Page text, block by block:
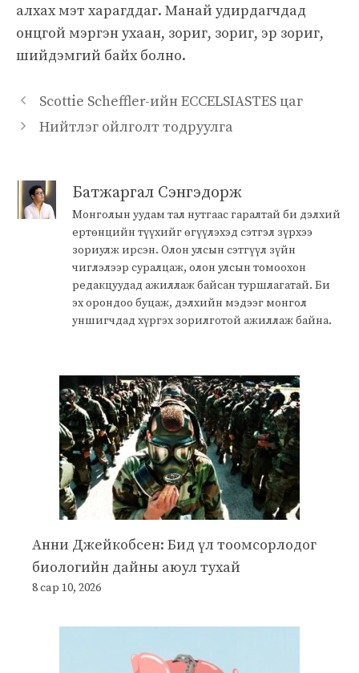
алхах мэт харагддаг. Манай удирдагчдад
онцгой мэргэн ухаан, зориг, зориг, эр зориг,
шийдэмгий байх болно.
Scottie Scheffler-ийн ECCELSIASTES цаг
Нийтлэг ойлголт тодруулга
Батжаргал Сэнгэдорж
Монголын уудам тал нутгаас гаралтай би дэлхий
ертөнцийн түүхийг өгүүлэхэд сэтгэл зүрхээ
зориулж ирсэн. Олон улсын сэтгүүл зүйн
чиглэлээр суралцаж, олон улсын томоохон
редакцуудад ажиллаж байсан туршлагатай. Би
эх орондоо буцаж, дэлхийн мэдээг монгол
уншигчдад хүргэх зорилготой ажиллаж байна.
Анни Джейкобсен: Бид үл тоомсорлодог
биологийн дайны аюул тухай
8 сар 10, 2026